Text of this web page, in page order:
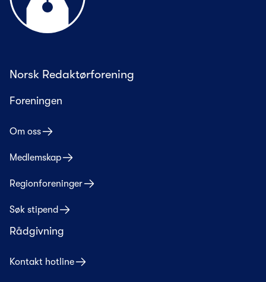
Norsk Redaktørforening
Foreningen
Om oss
Medlemskap
Regionforeninger
Søk stipend
Rådgivning
Kontakt hotline